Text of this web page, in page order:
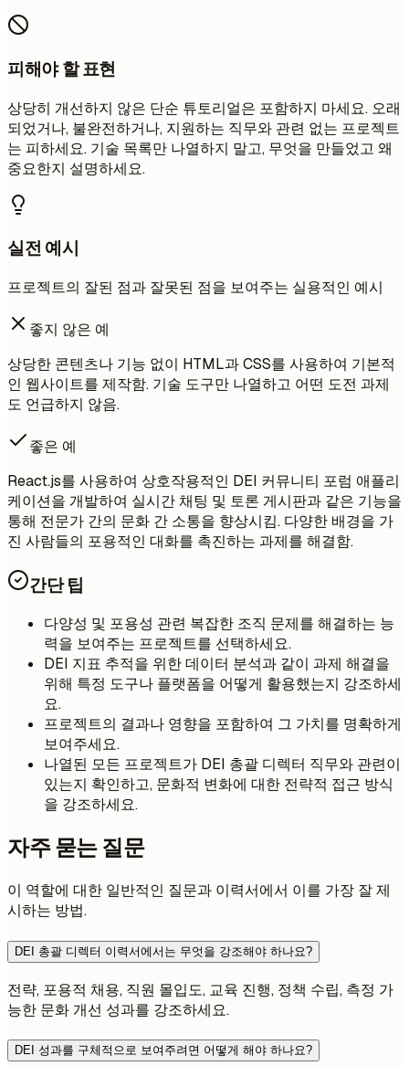
피해야 할 표현
상당히 개선하지 않은 단순 튜토리얼은 포함하지 마세요. 오래
되었거나, 불완전하거나, 지원하는 직무와 관련 없는 프로젝트
는 피하세요. 기술 목록만 나열하지 말고, 무엇을 만들었고 왜
중요한지 설명하세요.
실전 예시
프로젝트의 잘된 점과 잘못된 점을 보여주는 실용적인 예시
좋지 않은 예
상당한 콘텐츠나 기능 없이 HTML과 CSS를 사용하여 기본적
인 웹사이트를 제작함. 기술 도구만 나열하고 어떤 도전 과제
도 언급하지 않음.
좋은 예
React.js를 사용하여 상호작용적인 DEI 커뮤니티 포럼 애플리
케이션을 개발하여 실시간 채팅 및 토론 게시판과 같은 기능을
통해 전문가 간의 문화 간 소통을 향상시킴. 다양한 배경을 가
진 사람들의 포용적인 대화를 촉진하는 과제를 해결함.
간단 팁
다양성 및 포용성 관련 복잡한 조직 문제를 해결하는 능
력을 보여주는 프로젝트를 선택하세요.
DEI 지표 추적을 위한 데이터 분석과 같이 과제 해결을
위해 특정 도구나 플랫폼을 어떻게 활용했는지 강조하세
요.
프로젝트의 결과나 영향을 포함하여 그 가치를 명확하게
보여주세요.
나열된 모든 프로젝트가 DEI 총괄 디렉터 직무와 관련이
있는지 확인하고, 문화적 변화에 대한 전략적 접근 방식
을 강조하세요.
자주 묻는 질문
이 역할에 대한 일반적인 질문과 이력서에서 이를 가장 잘 제
시하는 방법.
DEI 총괄 디렉터 이력서에서는 무엇을 강조해야 하나요?
전략, 포용적 채용, 직원 몰입도, 교육 진행, 정책 수립, 측정 가
능한 문화 개선 성과를 강조하세요.
DEI 성과를 구체적으로 보여주려면 어떻게 해야 하나요?